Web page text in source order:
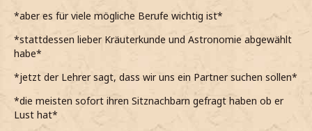
*aber es für viele mögliche Berufe wichtig ist*
*stattdessen lieber Kräuterkunde und Astronomie abgewählt
habe*
*jetzt der Lehrer sagt, dass wir uns ein Partner suchen sollen*
*die meisten sofort ihren Sitznachbarn gefragt haben ob er
Lust hat*